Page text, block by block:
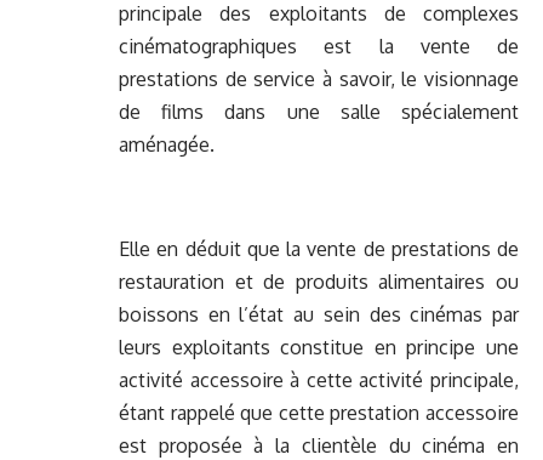
principale des exploitants de complexes
cinématographiques est la vente de
prestations de service à savoir, le visionnage
de films dans une salle spécialement
aménagée.
Elle en déduit que la vente de prestations de
restauration et de produits alimentaires ou
boissons en l’état au sein des cinémas par
leurs exploitants constitue en principe une
activité accessoire à cette activité principale,
étant rappelé que cette prestation accessoire
est proposée à la clientèle du cinéma en